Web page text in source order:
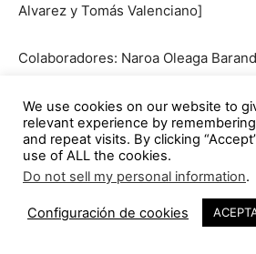
Alvarez y Tomás Valenciano]
Colaboradores: Naroa Oleaga
Promotor: Basque Culinary Center
Proxecto constructivo: LKS
Xestión integrada de proxecto: LKS
We use cookies on our website to
relevant experience by
and repeat visits. By clicking
use of ALL the cookies.
Do not sell my personal information.
Configuración de cookies